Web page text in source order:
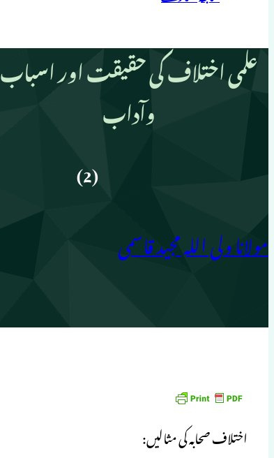
علمی اختلاف کی حقیقت اور اسباب
وآداب
(2)
مولانا ولی اللہ مجید قاسمی
اختلاف صحابہ کی مثالیں: